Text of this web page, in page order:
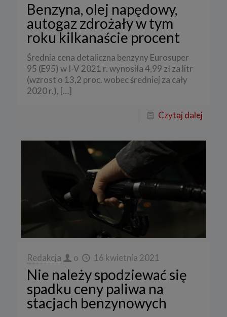
Benzyna, olej napędowy,
autogaz zdrożały w tym
roku kilkanaście procent
Średnia cena detaliczna benzyny Eurosuper
95 (E95) w I-V 2021 r. wynosiła 4,99 zł za litr
(wzrost o 13,2 proc. wobec średniej za cały
2020 r.), […]
Czytaj dalej
Redakcja o 16 kwietnia 2021
Nie należy spodziewać się
spadku ceny paliwa na
stacjach benzynowych